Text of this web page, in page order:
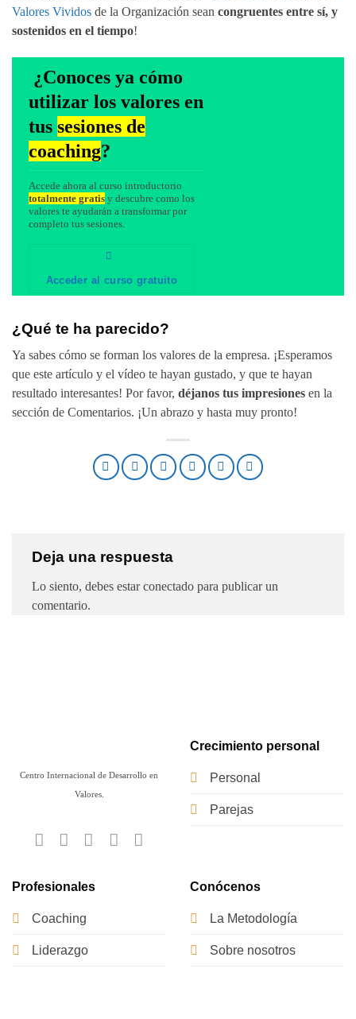
Valores Vividos de la Organización sean congruentes entre sí, y
sostenidos en el tiempo!
¿Conoces ya cómo
utilizar los valores en
tus sesiones de
coaching?
Accede ahora al curso introductorio
totalmente gratisy descubre como los
valores te ayudarán a transformar por
completo tus sesiones.
Acceder al curso gratuito
¿Qué te ha parecido?
Ya sabes cómo se forman los valores de la empresa. ¡Esperamos
que este artículo y el vídeo te hayan gustado, y que te hayan
resultado interesantes! Por favor, déjanos tus impresiones en la
sección de Comentarios. ¡Un abrazo y hasta muy pronto!
Deja una respuesta
Lo siento, debes estarconectado para publicar un
comentario.
Centro Internacional de Desarrollo en
Valores.
Crecimiento personal
Personal
Parejas
Profesionales
Coaching
Liderazgo
Conócenos
La Metodología
Sobre nosotros